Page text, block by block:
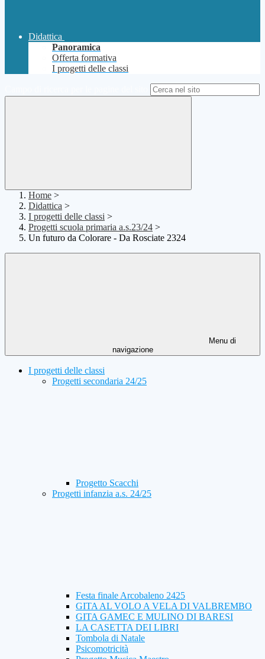
Didattica
Panoramica
Offerta formativa
I progetti delle classi
Home >
Didattica >
I progetti delle classi >
Progetti scuola primaria a.s.23/24 >
Un futuro da Colorare - Da Rosciate 2324
Menu di
navigazione
I progetti delle classi
Progetti secondaria 24/25
Progetto Scacchi
Progetti infanzia a.s. 24/25
Festa finale Arcobaleno 2425
GITA AL VOLO A VELA DI VALBREMBO
GITA GAMEC E MULINO DI BARESI
LA CASETTA DEI LIBRI
Tombola di Natale
Psicomotricità